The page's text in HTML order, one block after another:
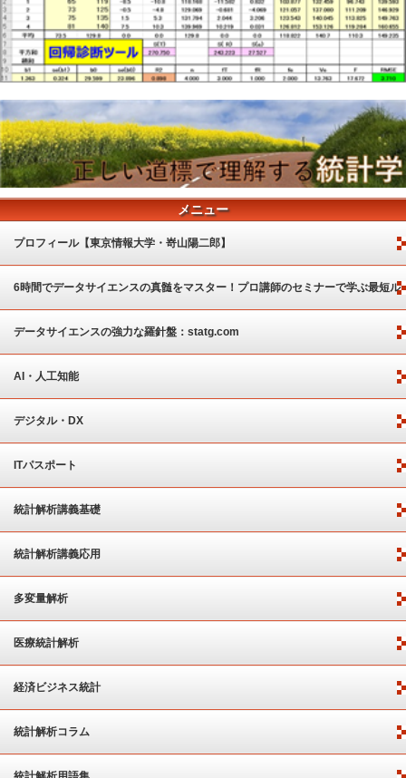
メニュー
プロフィール【東京情報大学・嵜山陽二郎】
6時間でデータサイエンスの真髄をマスター！プロ講師のセミナーで学ぶ最短ル
ート
データサイエンスの強力な羅針盤：statg.com
AI・人工知能
デジタル・DX
ITパスポート
統計解析講義基礎
統計解析講義応用
多変量解析
医療統計解析
経済ビジネス統計
統計解析コラム